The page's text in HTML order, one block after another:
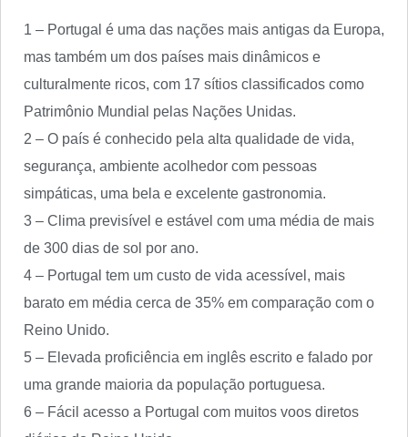
1 – Portugal é uma das nações mais antigas da Europa,
mas também um dos países mais dinâmicos e
culturalmente ricos, com 17 sítios classificados como
Patrimônio Mundial pelas Nações Unidas.
2 – O país é conhecido pela alta qualidade de vida,
segurança, ambiente acolhedor com pessoas
simpáticas, uma bela e excelente gastronomia.
3 – Clima previsível e estável com uma média de mais
de 300 dias de sol por ano.
4 – Portugal tem um custo de vida acessível, mais
barato em média cerca de 35% em comparação com o
Reino Unido.
5 – Elevada proficiência em inglês escrito e falado por
uma grande maioria da população portuguesa.
6 – Fácil acesso a Portugal com muitos voos diretos